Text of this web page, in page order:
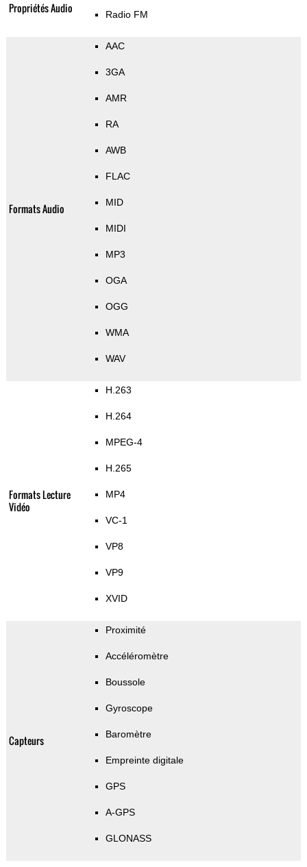
Propriétés Audio Radio FM
Formats Audio
AAC
3GA
AMR
RA
AWB
FLAC
MID
MIDI
MP3
OGA
OGG
WMA
WAV
Formats Lecture
Vidéo
H.263
H.264
MPEG-4
H.265
MP4
VC-1
VP8
VP9
XVID
Capteurs
Proximité
Accéléromètre
Boussole
Gyroscope
Baromètre
Empreinte digitale
GPS
A-GPS
GLONASS